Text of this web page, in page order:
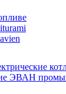
ЭВАН